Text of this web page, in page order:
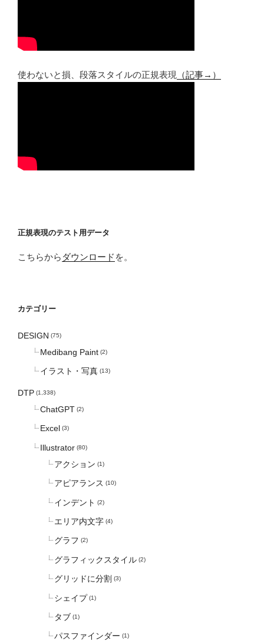
使わないと損、段落スタイルの正規表現 （記事→）
正規表現のテスト用データ
こちらから ダウンロード を。
カテゴリー
DESIGN (75)
Medibang Paint (2)
イラスト・写真 (13)
DTP (1,338)
ChatGPT (2)
Excel (3)
Illustrator (80)
アクション (1)
アピアランス (10)
インデント (2)
エリア内文字 (4)
グラフ (2)
グラフィックスタイル (2)
グリッドに分割 (3)
シェイプ (1)
タブ (1)
パスファインダー (1)